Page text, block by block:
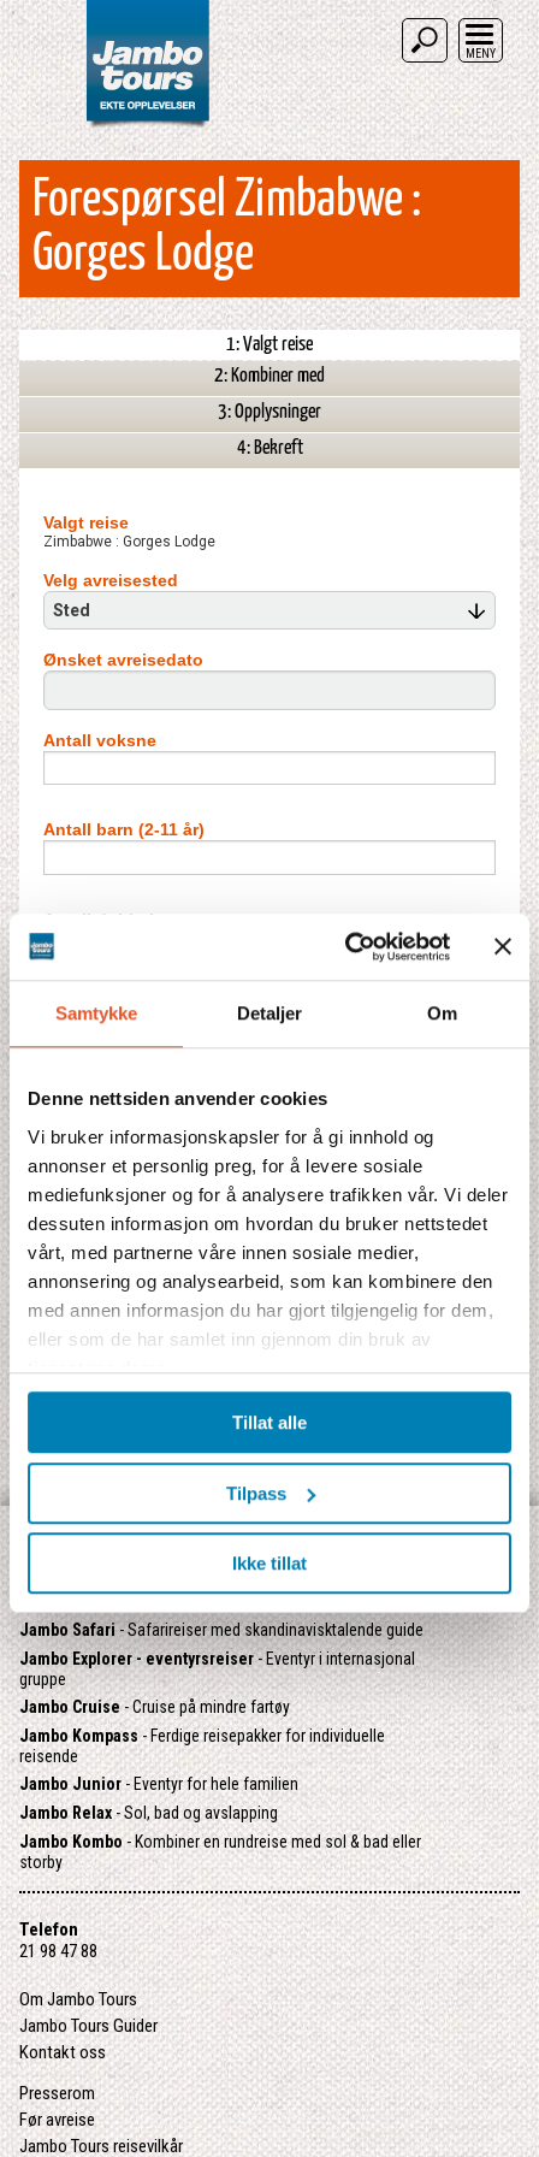
Samtykke Detaljer Om
Denne nettsiden anvender cookies
Vi bruker informasjonskapsler for å gi innhold og
annonser et personlig preg, for å levere sosiale
mediefunksjoner og for å analysere trafikken vår. Vi deler
dessuten informasjon om hvordan du bruker nettstedet
vårt, med partnerne våre innen sosiale medier,
annonsering og analysearbeid, som kan kombinere den
med annen informasjon du har gjort tilgjengelig for dem,
eller som de har samlet inn gjennom din bruk av
tjenestene deres.
Tillat alle
Tilpass
Ikke tillat
MENY
Forespørsel Zimbabwe :
Gorges Lodge
1: Valgt reise
2: Kombiner med
3: Opplysninger
4: Bekreft
Valgt reise
Zimbabwe : Gorges Lodge
Velg avreisested
Sted
Ønsket avreisedato
Antall voksne
Antall barn (2-11 år)
Antall dobbeltrom
Antall barn i ekstraseng**
Antall enkeltrom
Antall netter
OPPDAG VÅRE ULIKE TYPER REISER:
Jambo Signatur- Rundreise med Jamboguide
Jambo Safari- Safarireiser med skandinavisktalende guide
Jambo Explorer - eventyrsreiser- Eventyr i internasjonal
gruppe
Jambo Cruise- Cruise på mindre fartøy
Jambo Kompass- Ferdige reisepakker for individuelle
reisende
Jambo Junior - Eventyr for hele familien
Jambo Relax- Sol, bad og avslapping
Jambo Kombo- Kombiner en rundreise med sol & bad eller
storby
Telefon
21 98 47 88
Om Jambo Tours
Jambo Tours Guider
Kontakt oss
Presserom
Før avreise
Jambo Tours reisevilkår